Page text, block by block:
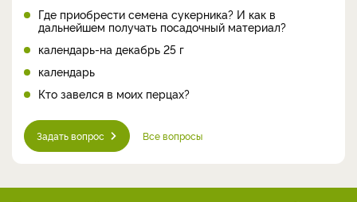
Где приобрести семена сукерника? И как в
дальнейшем получать посадочный материал?
календарь-на декабрь 25 г
календарь
Кто завелся в моих перцах?
Задать вопрос Все вопросы